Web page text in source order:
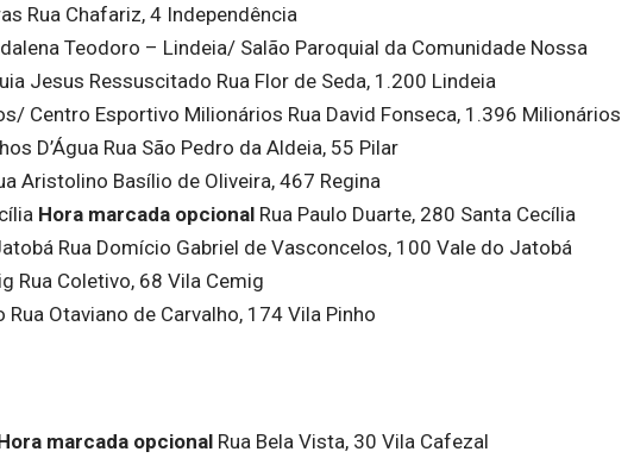
Rua Chafariz, 4 Independência
Teodoro – Lindeia/ Salão Paroquial da Comunidade Nossa
Jesus Ressuscitado Rua Flor de Seda, 1.200 Lindeia
Centro Esportivo Milionários Rua David Fonseca, 1.396 Milionários
D’Água Rua São Pedro da Aldeia, 55 Pilar
Aristolino Basílio de Oliveira, 467 Regina
Hora marcada opcional Rua Paulo Duarte, 280 Santa Cecília
Rua Domício Gabriel de Vasconcelos, 100 Vale do Jatobá
Rua Coletivo, 68 Vila Cemig
Rua Otaviano de Carvalho, 174 Vila Pinho
marcada opcional Rua Bela Vista, 30 Vila Cafezal